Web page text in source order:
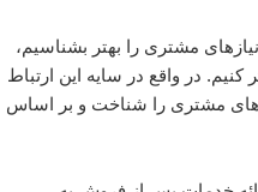
مشتری را بهتر بشناسیم،
کنیم. در واقع در سایه این ارتباط
مشتری را شناخت و بر اساس